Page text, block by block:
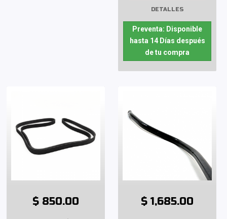
DETALLES
Preventa: Disponible
hasta 14 Días después
de tu compra
$ 850.00 $ 1,685.00